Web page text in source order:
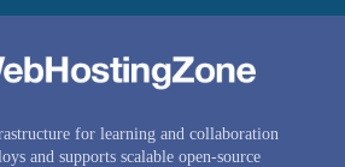
for learning and collaboration
and supports scalable open-source